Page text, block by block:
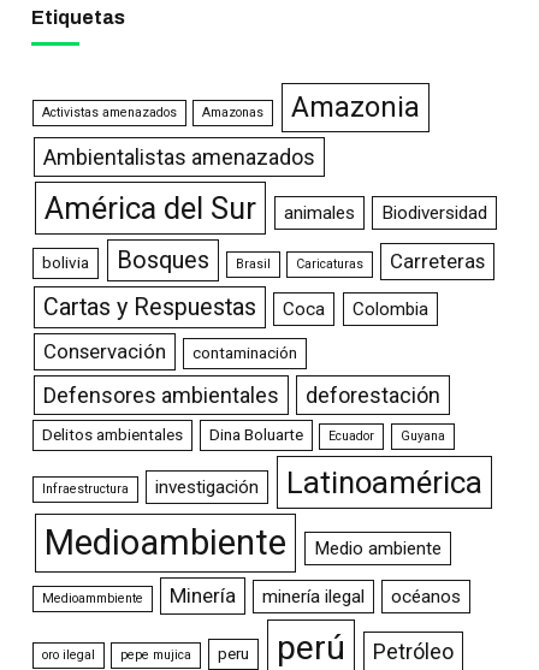
Etiquetas
Activistas amenazados Amazonas Amazonia
Ambientalistas amenazados
América del Sur animales Biodiversidad
bolivia Bosques Brasil Caricaturas Carreteras
Cartas y Respuestas Coca Colombia
Conservación contaminación
Defensores ambientales deforestación
Delitos ambientales Dina Boluarte Ecuador Guyana
Infraestructura investigación Latinoamérica
Medioambiente Medio ambiente
Medioammbiente Minería minería ilegal océanos
oro ilegal pepe mujica peru perú Petróleo